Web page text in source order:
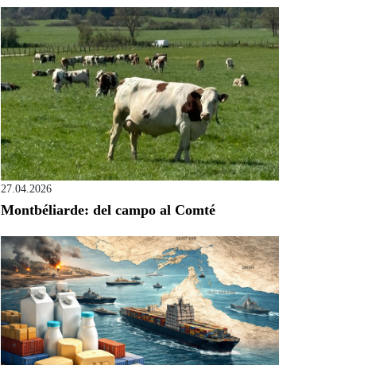
27.04.2026
Montbéliarde: del campo al Comté